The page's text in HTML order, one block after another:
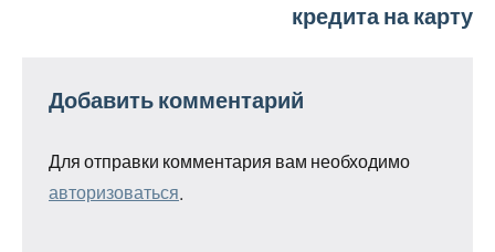
кредита на карту
Добавить комментарий
Для отправки комментария вам необходимо
авторизоваться